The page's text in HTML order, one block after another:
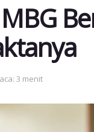
3 menit